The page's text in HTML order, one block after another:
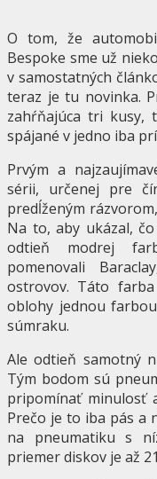
O tom, že
Bespoke sme už
v samostatných
teraz je tu novinka.
zahŕňajúca tri kusy,
spájané v jedno iba
Prvým a
sérii, určenej pre
predĺženým
Na to, aby ukázal,
odtieň modrej
pomenovali
ostrovov. Táto
oblohy jednou
súmraku.
Ale odtieň samotný
Tým bodom sú
pripomínať minulosť
Prečo je to iba pás a
na pneumatiku s
priemer diskov je až